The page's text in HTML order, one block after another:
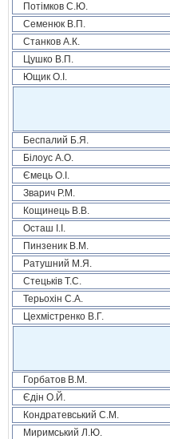
Потімков С.Ю.
Семенюк В.П.
Станков А.К.
Цушко В.П.
Ющик О.І.
Беспалий Б.Я.
Білоус А.О.
Ємець О.І.
Зварич Р.М.
Кощинець В.В.
Осташ І.І.
Пинзеник В.М.
Ратушний М.Я.
Стецьків Т.С.
Терьохін С.А.
Цехмістренко В.Г.
Горбатов В.М.
Єдін О.Й.
Кондратевський С.М.
Миримський Л.Ю.